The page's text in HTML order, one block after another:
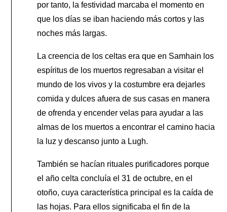
por tanto, la festividad marcaba el momento en
que los días se iban haciendo más cortos y las
noches más largas.
La creencia de los celtas era que en Samhain los
espíritus de los muertos regresaban a visitar el
mundo de los vivos y la costumbre era dejarles
comida y dulces afuera de sus casas en manera
de ofrenda y encender velas para ayudar a las
almas de los muertos a encontrar el camino hacia
la luz y descanso junto a Lugh.
También se hacían rituales purificadores porque
el año celta concluía el 31 de octubre, en el
otoño, cuya característica principal es la caída de
las hojas. Para ellos significaba el fin de la